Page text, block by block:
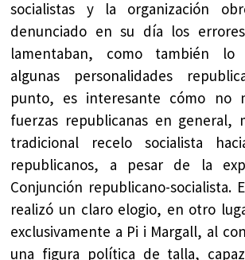
socialistas y la organización
denunciado en su día los
lamentaban, como también lo
algunas personalidades
punto, es interesante cómo no
fuerzas republicanas en general,
tradicional recelo socialista
republicanos, a pesar de la
Conjunción republicano-socialista.
realizó un claro elogio, en otro
exclusivamente a Pi i Margall, al
una figura política de talla,